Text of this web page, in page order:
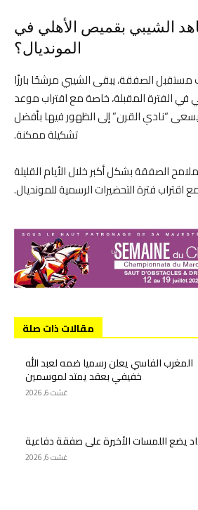
الشيبي بقميص الأهلي في
المونديال؟
الصفقة، يبقى الشيبي مرشحًا بارزًا
في الفترة المقبلة، خاصة مع اقتراب موعد
يسعى “نادي القرن” إلى الظهور فيها بأفضل
تشكيلة ممكنة.
الصفقة بشكل أكبر خلال الأيام القليلة
اقتراب فترة التحضيرات الرسمية للمونديال.
مقالات ذات صلة
المغرب الفاسي يعلن رسميا ضمه لعبد الله
خفيفي بعقد يمتد لموسمين
غشت 6, 2026
يضع اللمسات الأخيرة على صفقة دفاعية
غشت 6, 2026